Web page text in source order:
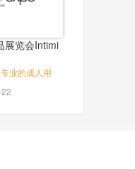
展览会Intimi
业的成人用